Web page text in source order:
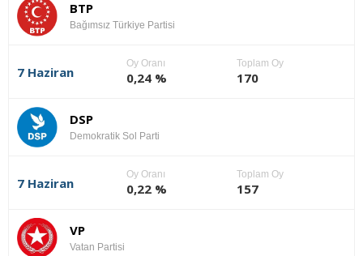
BTP
Bağımsız Türkiye Partisi
7 Haziran
Oy Oranı
0,24 %
Toplam Oy
170
DSP
Demokratik Sol Parti
7 Haziran
Oy Oranı
0,22 %
Toplam Oy
157
VP
Vatan Partisi